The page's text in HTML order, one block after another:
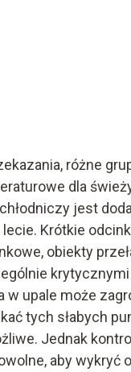
różne
dla
chłodniczy jest
Krótkie
obiekty
w upale może
tych słabych
Jednak
aby wykryć